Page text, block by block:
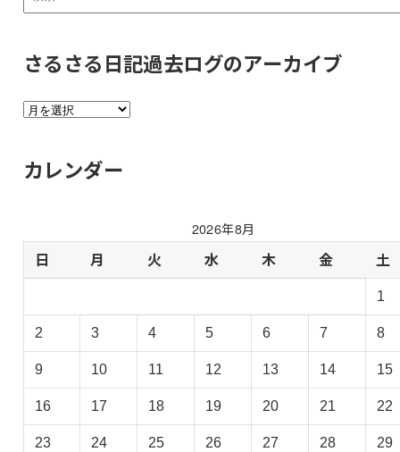
さるさる日記過去ログのアーカイブ
さ
る
過
去
ロ
の
ア
ー
カ
イ
ブ
カレンダー
2026年8月
日 月 火 水 木 金 土
1
2 3 4 5 6 7 8
9 10 11 12 13 14 15
16 17 18 19 20 21 22
23 24 25 26 27 28 29